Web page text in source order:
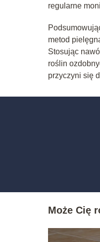
regularne
metod
Stosując
roślin
przyczyni się
Może Cię